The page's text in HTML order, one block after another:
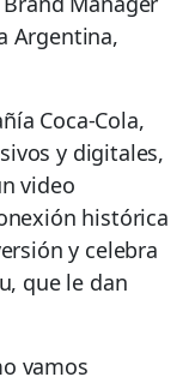
Argentina,
Coca-Cola,
y digitales,
video
histórica
y celebra
que le dan
vamos